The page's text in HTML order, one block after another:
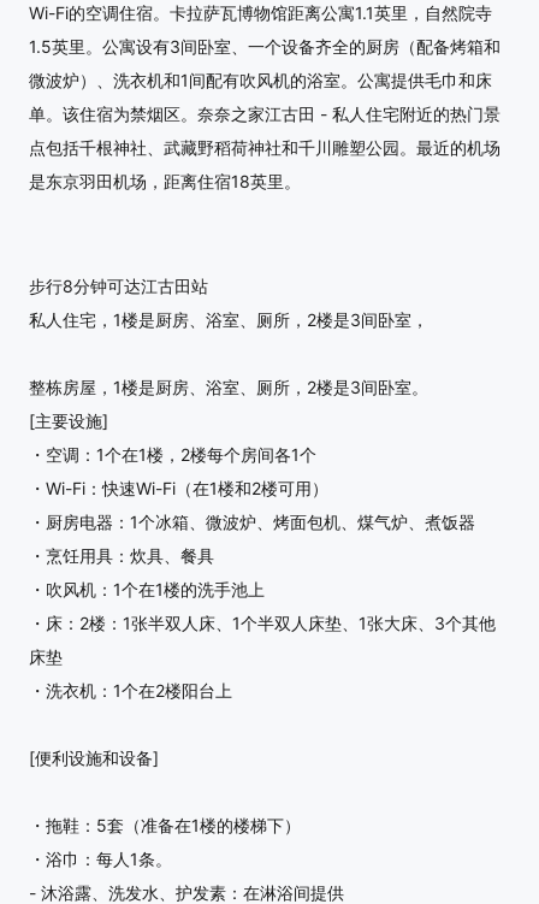
Wi-Fi的空调住宿。卡拉萨瓦博物馆距离公寓1.1英里，自然院寺
1.5英里。公寓设有3间卧室、一个设备齐全的厨房（配备烤箱和
微波炉）、洗衣机和1间配有吹风机的浴室。公寓提供毛巾和床
单。该住宿为禁烟区。奈奈之家江古田 - 私人住宅附近的热门景
点包括千根神社、武藏野稻荷神社和千川雕塑公园。最近的机场
是东京羽田机场，距离住宿18英里。
步行8分钟可达江古田站
私人住宅，1楼是厨房、浴室、厕所，2楼是3间卧室，
整栋房屋，1楼是厨房、浴室、厕所，2楼是3间卧室。
[主要设施]
・空调：1个在1楼，2楼每个房间各1个
・Wi-Fi：快速Wi-Fi（在1楼和2楼可用）
・厨房电器：1个冰箱、微波炉、烤面包机、煤气炉、煮饭器
・烹饪用具：炊具、餐具
・吹风机：1个在1楼的洗手池上
・床：2楼：1张半双人床、1个半双人床垫、1张大床、3个其他
床垫
・洗衣机：1个在2楼阳台上
[便利设施和设备]
・拖鞋：5套（准备在1楼的楼梯下）
・浴巾：每人1条。
- 沐浴露、洗发水、护发素：在淋浴间提供